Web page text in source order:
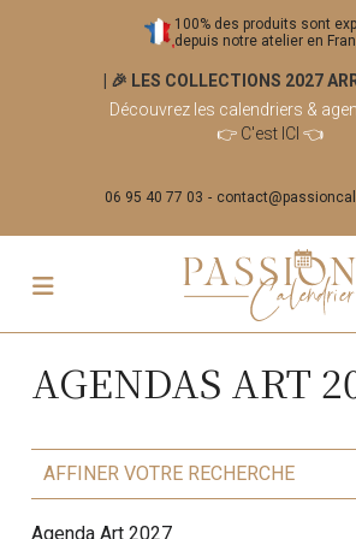
100% des produits sont
depuis notre atelier en
| 🎉 LES COLLECTIONS 2027
Découvrez les calendriers &
👉 C'est ICI 👈
06 95 40 77 03
AGENDAS ART
AFFINER VOTRE RECHERCHE
Agenda Art 2027